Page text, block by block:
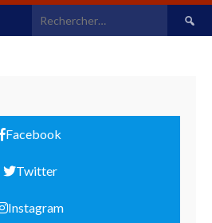
Facebook
Twitter
Instagram